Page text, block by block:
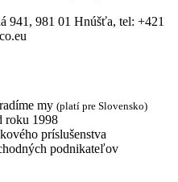
941, 981 01 Hnúšťa, tel: +421
my (platí pre Slovensko)
roku 1998
príslušenstva
podnikateľov